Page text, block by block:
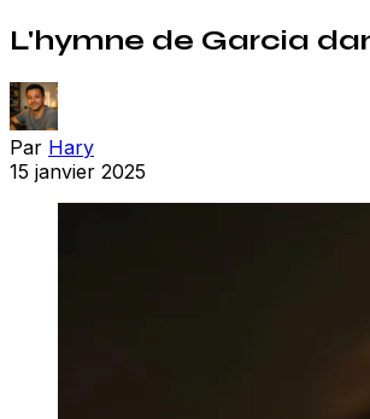
L'hymne de Garcia
Par Hary
15 janvier 2025